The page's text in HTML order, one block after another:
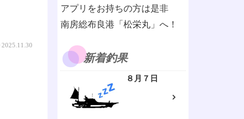
2025.11.30
アプリをお持ちの方は是非
南房総布良港「松栄丸」へ！
新着釣果
８月７日